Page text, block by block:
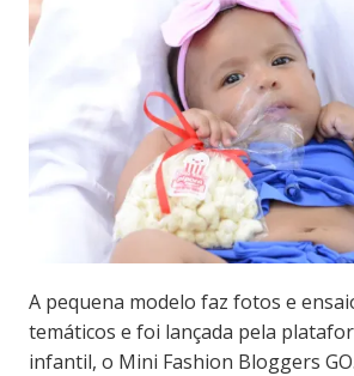
A pequena modelo faz fotos e
temáticos e foi lançada pela
infantil, o Mini Fashion Bloggers